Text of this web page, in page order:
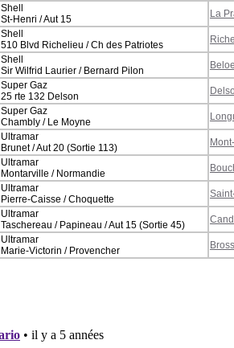
Shell
St-Henri / Aut 15
La
Shell
510 Blvd Richelieu / Ch des Patriotes
Shell
Sir Wilfrid Laurier / Bernard Pilon
Super Gaz
25 rte 132 Delson
Super Gaz
Chambly / Le Moyne
Ultramar
Brunet / Aut 20 (Sortie 113)
Ultramar
Montarville / Normandie
Ultramar
Pierre-Caisse / Choquette
Ultramar
Taschereau / Papineau / Aut 15 (Sortie 45)
Ultramar
Marie-Victorin / Provencher